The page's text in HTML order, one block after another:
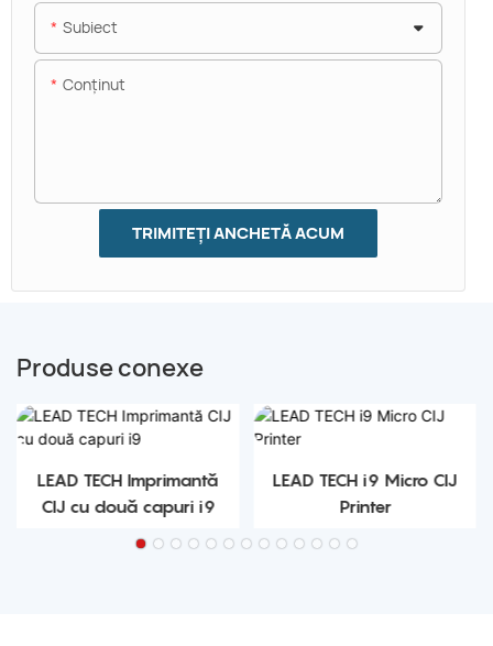
Subiect
Conţinut
TRIMITEȚI ANCHETĂ ACUM
Produse conexe
LEAD TECH Imprimantă
CIJ cu două capuri i9
LEAD TECH i9 Micro CIJ
Printer